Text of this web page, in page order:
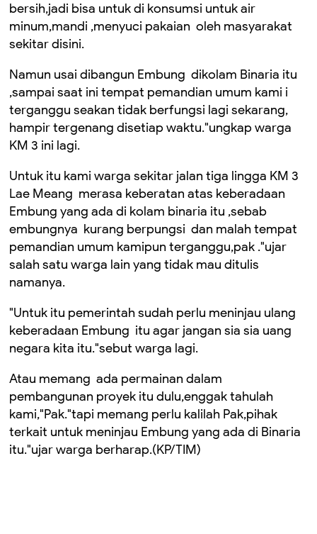
bersih,jadi bisa untuk di konsumsi untuk air
minum,mandi ,menyuci pakaian oleh masyarakat
sekitar disini.
Namun usai dibangun Embung dikolam Binaria itu
,sampai saat ini tempat pemandian umum kami i
terganggu seakan tidak berfungsi lagi sekarang,
hampir tergenang disetiap waktu."ungkap warga
KM 3 ini lagi.
Untuk itu kami warga sekitar jalan tiga lingga KM 3
Lae Meang merasa keberatan atas keberadaan
Embung yang ada di kolam binaria itu ,sebab
embungnya kurang berpungsi dan malah tempat
pemandian umum kamipun terganggu,pak ."ujar
salah satu warga lain yang tidak mau ditulis
namanya.
"Untuk itu pemerintah sudah perlu meninjau ulang
keberadaan Embung itu agar jangan sia sia uang
negara kita itu."sebut warga lagi.
Atau memang ada permainan dalam
pembangunan proyek itu dulu,enggak tahulah
kami,"Pak."tapi memang perlu kalilah Pak,pihak
terkait untuk meninjau Embung yang ada di Binaria
itu."ujar warga berharap.(KP/TIM)